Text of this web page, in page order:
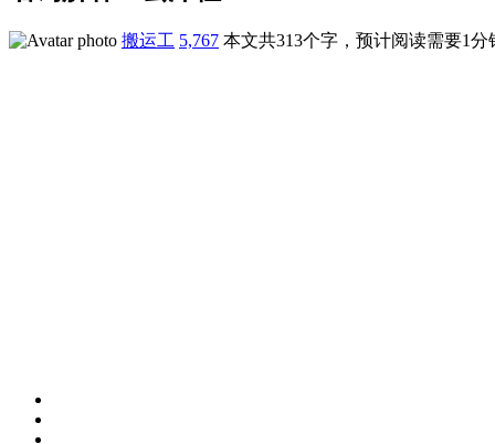
搬运工 5,767 本文共313个字，预计阅读需要1分